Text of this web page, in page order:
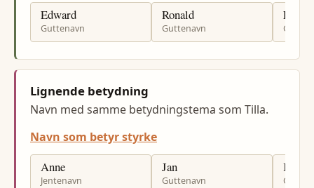
Edward
Guttenavn
Ronald
Guttenavn
Edgar
Lignende betydning
Navn med samme betydningstema som Tilla.
Navn som betyr styrke
Anne
Jentenavn
Jan
Guttenavn
Kjell